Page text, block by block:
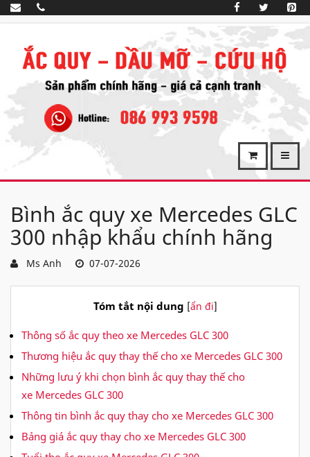
Bình ắc quy xe Mercedes GLC
300 nhập khẩu chính hãng
Ms Anh 07-07-2026
Tóm tắt nội dung [ẩn đi]
Thông số ắc quy theo xe Mercedes GLC 300
Thương hiệu ắc quy thay thế cho xe Mercedes GLC 300
Những lưu ý khi chọn bình ắc quy thay thế cho
xe Mercedes GLC 300
Thông tin bình ắc quy thay cho xe Mercedes GLC 300
Bảng giá ắc quy thay cho xe Mercedes GLC 300